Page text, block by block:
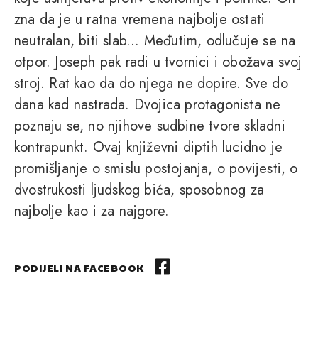
zna da je u ratna vremena najbolje ostati
neutralan, biti slab... Međutim, odlučuje se na
otpor. Joseph pak radi u tvornici i obožava svoj
stroj. Rat kao da do njega ne dopire. Sve do
dana kad nastrada. Dvojica protagonista ne
poznaju se, no njihove sudbine tvore skladni
kontrapunkt. Ovaj književni diptih lucidno je
promišljanje o smislu postojanja, o povijesti, o
dvostrukosti ljudskog bića, sposobnog za
najbolje kao i za najgore.
PODIJELI NA FACEBOOK